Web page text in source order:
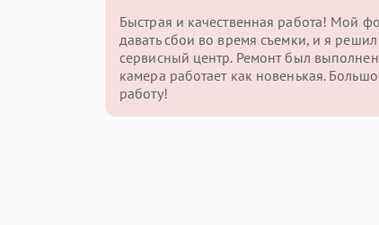
Быстрая и качественная работа! Мой
давать сбои во время съемки, и я решил
сервисный центр. Ремонт был
камера работает как новенькая.
работу!